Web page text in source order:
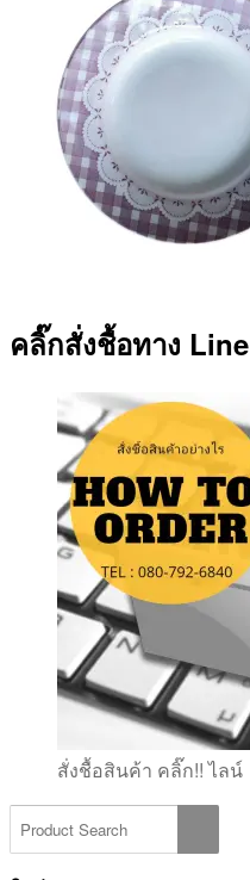
คลิ๊กสั่งชื้อทาง Line
สั่งชื้อสินค้า คลิ๊ก!! ไลน์